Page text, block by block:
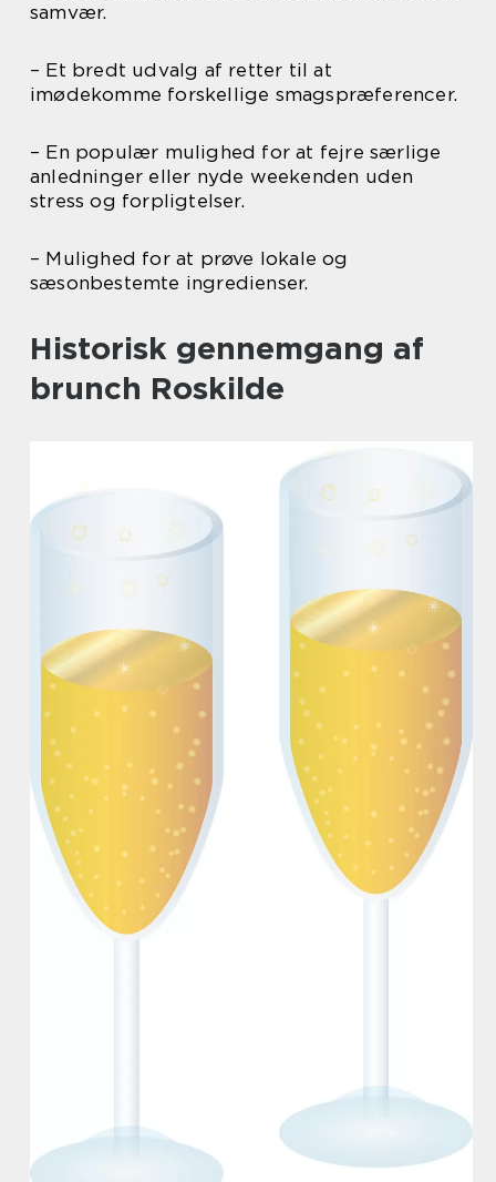
samvær.
– Et bredt udvalg af retter til at
imødekomme forskellige smagspræferencer.
– En populær mulighed for at fejre særlige
anledninger eller nyde weekenden uden
stress og forpligtelser.
– Mulighed for at prøve lokale og
sæsonbestemte ingredienser.
Historisk gennemgang af
brunch Roskilde